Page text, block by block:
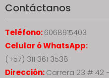
Contáctanos
Teléfono:6068915403
Celular ó WhatsApp:
(+57) 311 361 3538
Dirección:Carrera 23 # 42